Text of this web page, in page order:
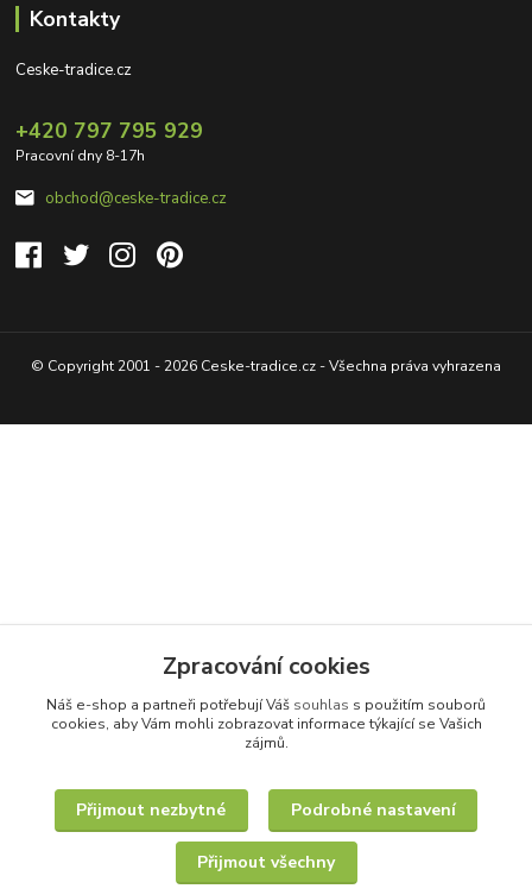
Kontakty
Ceske-tradice.cz
+420 797 795 929
Pracovní dny 8-17h
obchod@ceske-tradice.cz
© Copyright 2001 - 2026 Ceske-tradice.cz - Všechna práva vyhrazena
Zpracování cookies
Náš e-shop a partneři potřebují Váš souhlas s použitím souborů
cookies, aby Vám mohli zobrazovat informace týkající se Vašich
zájmů.
Přijmout nezbytné Podrobné nastavení
Přijmout všechny